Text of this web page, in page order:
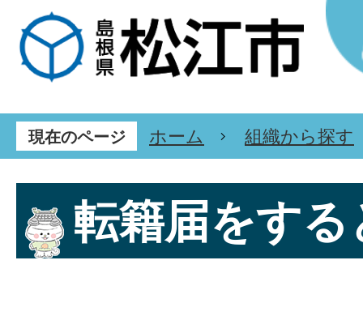
現在のページ ホーム 組織から探す
転籍届をす